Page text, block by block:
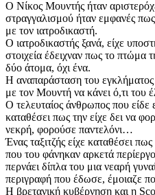
Ο Νίκος Μουντής ήταν
στραγγαλισμού ήταν εμφανές
με τον ιατροδικαστή.
Ο ιατροδικαστής ξανά, είχε
στοιχεία έδειχναν πως το πτώμα
δύο άτομα, όχι ένα.
Η αναπαράσταση του
με τον Μουντή να κάνει ό,τι του
Ο τελευταίος άνθρωπος που είδε
καταθέσει πως την είχε δει να
νεκρή, φορούσε παντελόνι…
Ένας ταξιτζής είχε καταθέσει
που του φάνηκαν αρκετά
περνάει δίπλα του μια νεαρή
περιγραφή που έδωσε, έμοιαζε
Η βρετανική κυβέρνηση και η